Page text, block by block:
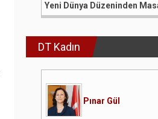
Yeni Dünya Düzeninden
DT Kadın
Pınar Gül